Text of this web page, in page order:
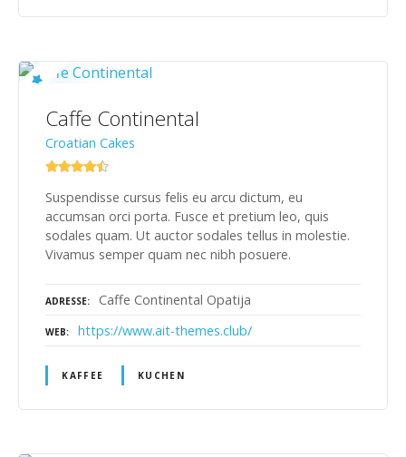
Caffe Continental
Croatian Cakes
Suspendisse cursus felis eu arcu dictum, eu
accumsan orci porta. Fusce et pretium leo, quis
sodales quam. Ut auctor sodales tellus in molestie.
Vivamus semper quam nec nibh posuere.
ADRESSE Caffe Continental Opatija
WEB https://www.ait-themes.club/
KAFFEE KUCHEN